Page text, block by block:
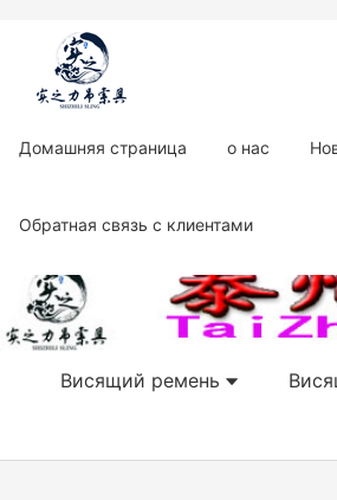
Домашняя страница о нас
Обратная связь с клиентами
Висящий ремень